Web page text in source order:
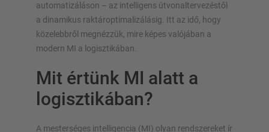
automatizáláson – az intelligens útvonaltervezéstől
a dinamikus raktároptimalizálásig. Itt az idő, hogy
közelebbről megnézzük, mire képes valójában a
modern MI a logisztikában.
Mit értünk MI alatt a
logisztikában?
A mesterséges intelligencia (MI) olyan rendszereket ír